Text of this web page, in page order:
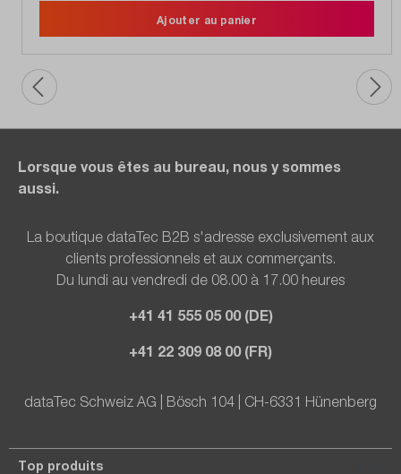
Ajouter au panier
Lorsque vous êtes au bureau, nous y sommes
aussi.
La boutique dataTec B2B s'adresse exclusivement aux
clients professionnels et aux commerçants.
Du lundi au vendredi de 08.00 à 17.00 heures
+41 41 555 05 00 (DE)
+41 22 309 08 00 (FR)
dataTec Schweiz AG | Bösch 104 | CH-6331 Hünenberg
Top produits